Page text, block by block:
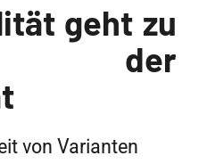
geht zu
der
von Varianten